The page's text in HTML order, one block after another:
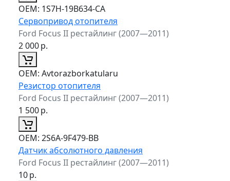
ОЕМ: 1S7H-19B634-CA
Сервопривод отопителя
Ford Focus II рестайлинг (2007—2011)
2 000р.
ОЕМ: Avtorazborkatularu
Резистор отопителя
Ford Focus II рестайлинг (2007—2011)
1 500р.
ОЕМ: 2S6A-9F479-BB
Датчик абсолютного давления
Ford Focus II рестайлинг (2007—2011)
10р.